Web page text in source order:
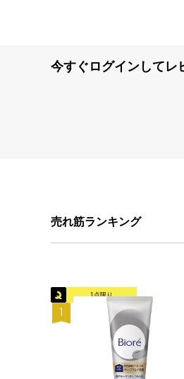
今すぐログインしてレ
売れ筋ランキング
1点限り